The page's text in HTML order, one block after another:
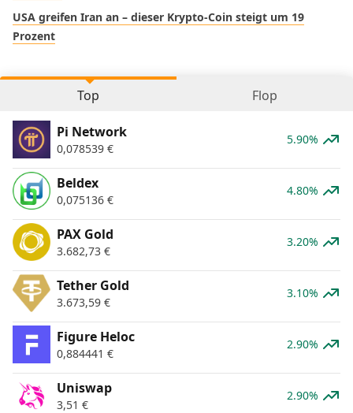
USA greifen Iran an – dieser Krypto-Coin steigt um 19
Prozent
Top Flop
Pi Network
0,078539 €
5.90%
Beldex
0,075136 €
4.80%
PAX Gold
3.682,73 €
3.20%
Tether Gold
3.673,59 €
3.10%
Figure Heloc
0,884441 €
2.90%
Uniswap
3,51 €
2.90%